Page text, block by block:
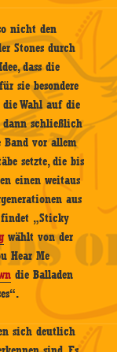
nicht den
Stones durch
dass die
sie besondere
die Wahl auf die
dann schließlich
Band vor allem
setzte, die bis
einen weitaus
aus
findet „Sticky
wählt von der
Hear Me
die Balladen
sich deutlich